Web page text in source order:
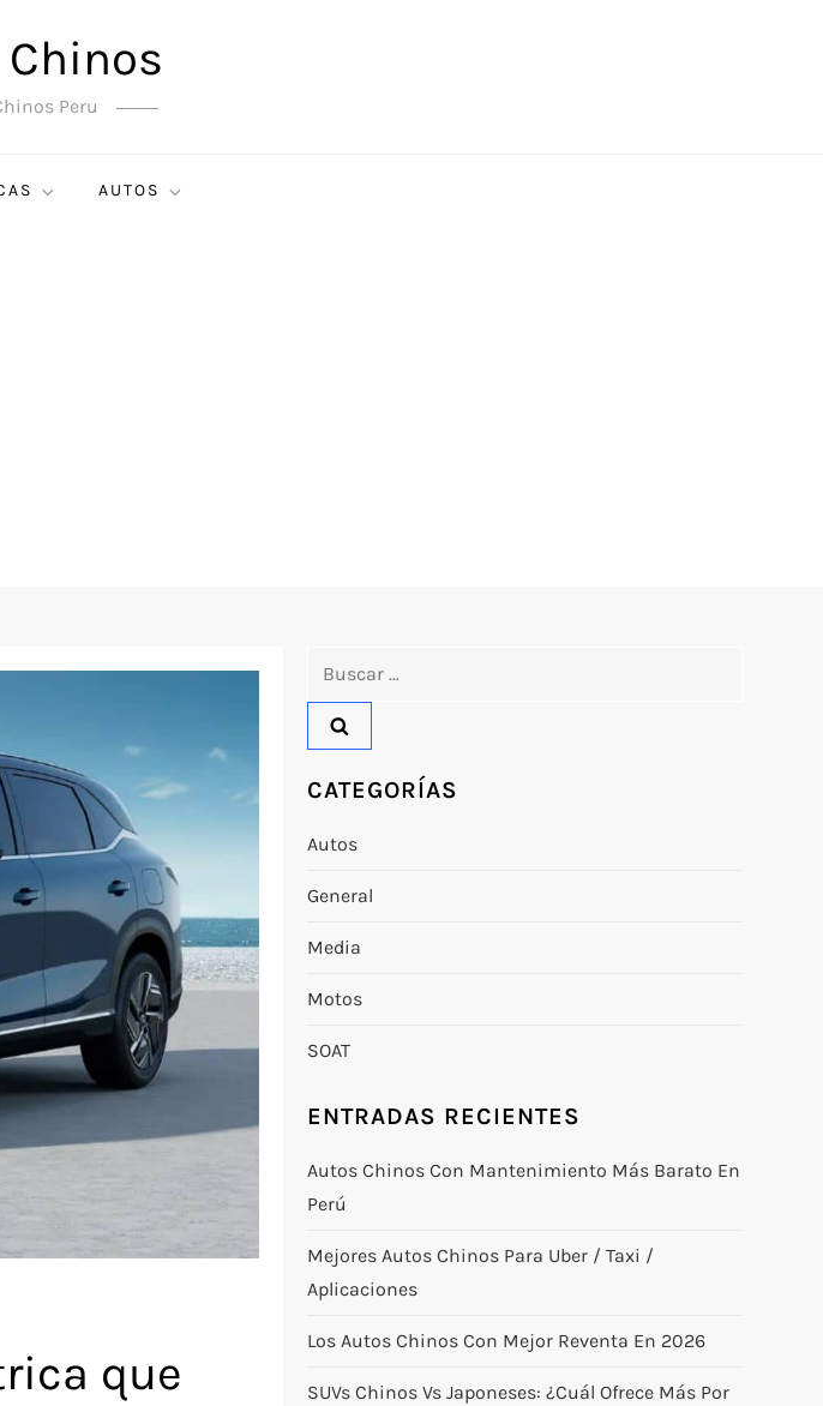
Peru
AUTOS
que
CATEGORÍAS
Autos
General
Media
Motos
SOAT
ENTRADAS RECIENTES
Autos Chinos Con Mantenimiento Más Barato En
Perú
Mejores Autos Chinos Para Uber / Taxi /
Aplicaciones
Los Autos Chinos Con Mejor Reventa En 2026
SUVs Chinos Vs Japoneses: ¿cuál Ofrece Más Por